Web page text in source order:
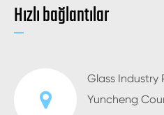
Hızlı bağlantılar
Glass Industry
Yuncheng